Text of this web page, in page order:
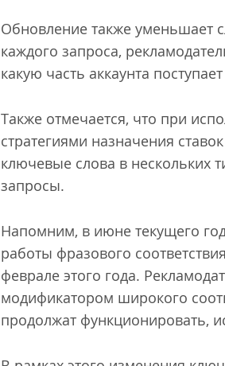
Обновление также уменьшает
каждого запроса,
какую часть аккаунта
Также отмечается, что при
стратегиями назначения
ключевые слова в нескольких
запросы.
Напомним, в июне текущего
работы фразового
феврале этого года.
модификатором широкого
продолжат функционировать,